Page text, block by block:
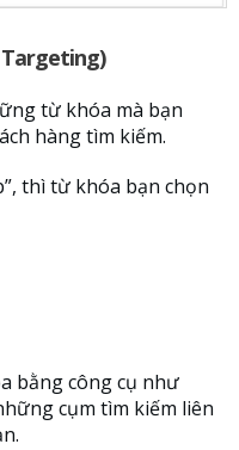
từ khóa mà bạn
hàng tìm kiếm.
thì từ khóa bạn chọn
bằng công cụ như
cụm tìm kiếm liên